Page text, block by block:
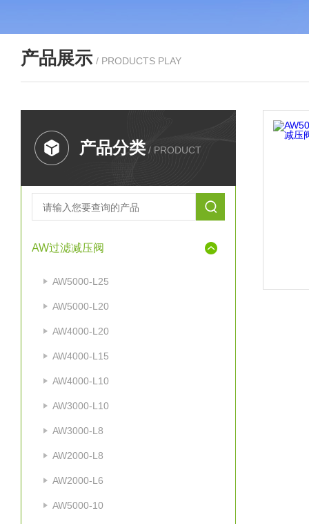
产品展示 / PRODUCTS PLAY
产品分类 / PRODUCT
AW过滤减压阀
AW5000-L25
AW5000-L20
AW4000-L20
AW4000-L15
AW4000-L10
AW3000-L10
AW3000-L8
AW2000-L8
AW2000-L6
AW5000-10